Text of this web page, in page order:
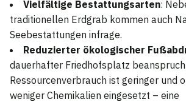
Vielfältige Bestattungsarten:
traditionellen Erdgrab kommen auch
Seebestattungen infrage.
Reduzierter ökologischer
dauerhafter Friedhofsplatz
Ressourcenverbrauch ist geringer und
weniger Chemikalien eingesetzt – eine